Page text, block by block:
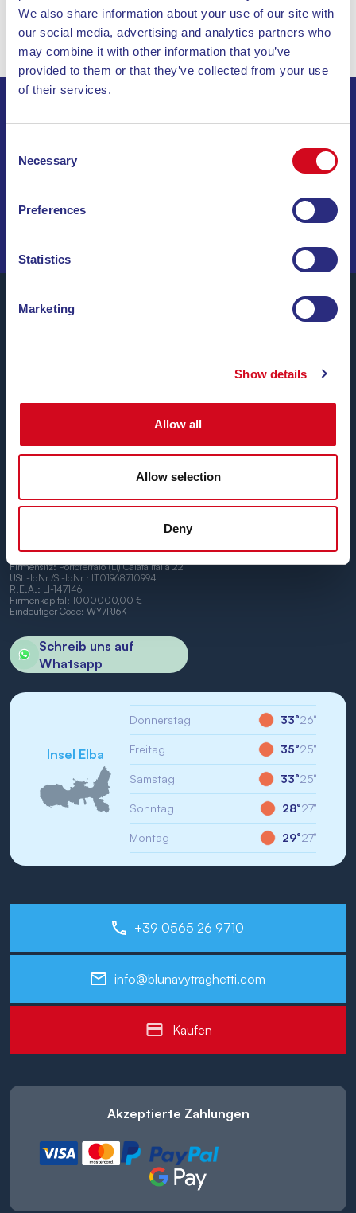
We also share information about your use of our site with
our social media, advertising and analytics partners who
may combine it with other information that you’ve
provided to them or that they’ve collected from your use
of their services.
Selection
Necessary
Preferences
Statistics
Marketing
Show details
Allow all
Allow selection
Deny
ABONNIEREN SIE UNSEREN NEWSLETTER
INVIA
SEGELN SIE DURCH SONDERANGEBOTE, TRAUMZIELE
das ganze Jahr über zu
Wir freuen uns, Sie an Bord begrüßen zu dürfen.
BN di Navigazione SPA
Firmensitz: Portoferraio (LI) Calata Italia 22
USt.-IdNr./St-IdNr.: IT01968710994
R.E.A.: LI-147146
Firmenkapital: 1000000,00 €
Eindeutiger Code: WY7PJ6K
Schreib uns auf
Whatsapp
Insel Elba
Donnerstag 33°26°
Freitag 35°25°
Samstag 33°25°
Sonntag 28°27°
Montag 29°27°
+39 0565 26 9710
info@blunavytraghetti.com
Kaufen
Akzeptierte Zahlungen